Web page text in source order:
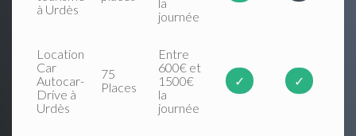
à Urdès
journée
Location
Car
Autocar-
Drive à
Urdès
75
Places
Entre
600€ et
1500€
la
journée
✓ ✓